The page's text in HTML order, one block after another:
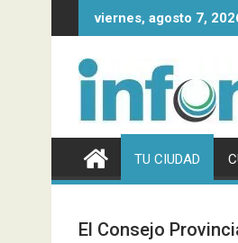
al
viernes, agosto 7,
TU CIUDAD
El Consejo